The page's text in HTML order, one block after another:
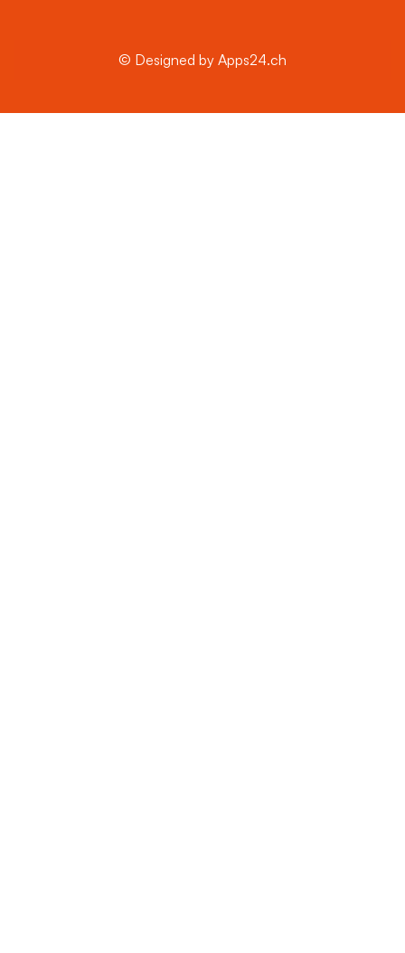
© Designed by Apps24.ch